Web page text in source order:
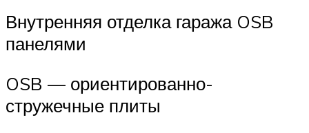
Внутренняя отделка гаража OSB
панелями
OSB — ориентированно-
стружечные плиты